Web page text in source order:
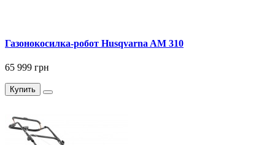
Газонокосилка-робот Husqvarna AM 310
65 999 грн
Купить